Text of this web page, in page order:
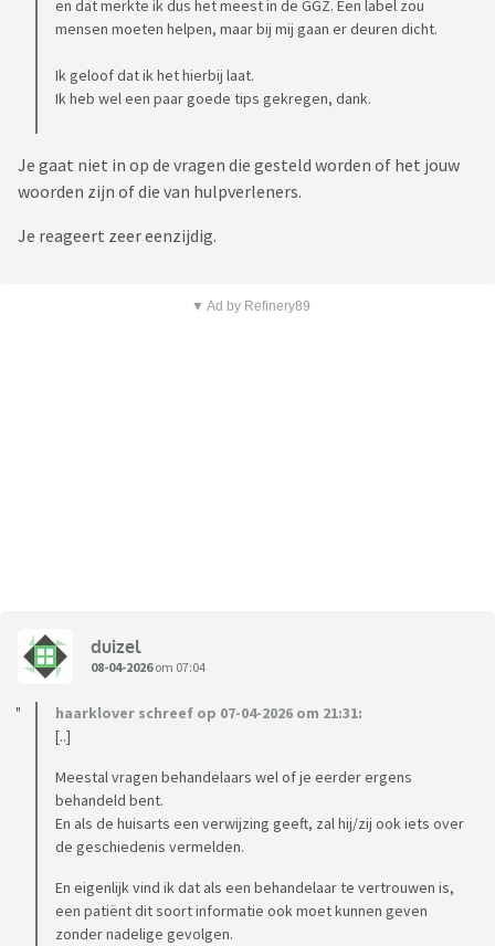
en dat merkte ik dus het meest in de GGZ. Een label zou
mensen moeten helpen, maar bij mij gaan er deuren dicht.
Ik geloof dat ik het hierbij laat.
Ik heb wel een paar goede tips gekregen, dank.
Je gaat niet in op de vragen die gesteld worden of het jouw
woorden zijn of die van hulpverleners.
Je reageert zeer eenzijdig.
▼ Ad by Refinery89
duizel
08-04-2026om 07:04
haarklover schreef op 07-04-2026 om 21:31:
[..]
Meestal vragen behandelaars wel of je eerder ergens
behandeld bent.
En als de huisarts een verwijzing geeft, zal hij/zij ook iets over
de geschiedenis vermelden.
En eigenlijk vind ik dat als een behandelaar te vertrouwen is,
een patiënt dit soort informatie ook moet kunnen geven
zonder nadelige gevolgen.